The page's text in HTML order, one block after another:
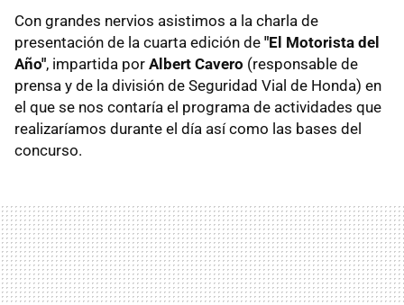
Con grandes nervios asistimos a la charla de
presentación de la cuarta edición de "El Motorista del
Año", impartida por Albert Cavero (responsable de
prensa y de la división de Seguridad Vial de Honda) en
el que se nos contaría el programa de actividades que
realizaríamos durante el día así como las bases del
concurso.